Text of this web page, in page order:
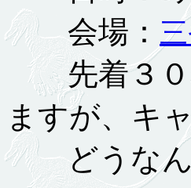
会場：
先着３０
ますが、キ
どうなん